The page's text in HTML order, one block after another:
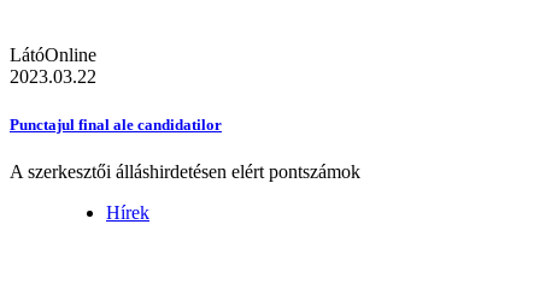
LátóOnline
2023.03.22
Punctajul final ale candidatilor
A szerkesztői álláshirdetésen elért pontszámok
Hírek